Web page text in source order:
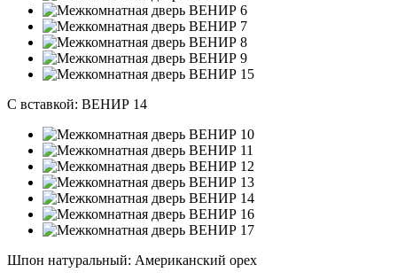
С вставкой: ВЕНИР 14
Шпон натуральный: Американский орех